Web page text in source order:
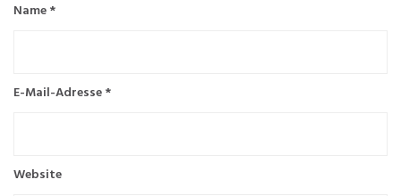
Name*
E-Mail-Adresse*
Website